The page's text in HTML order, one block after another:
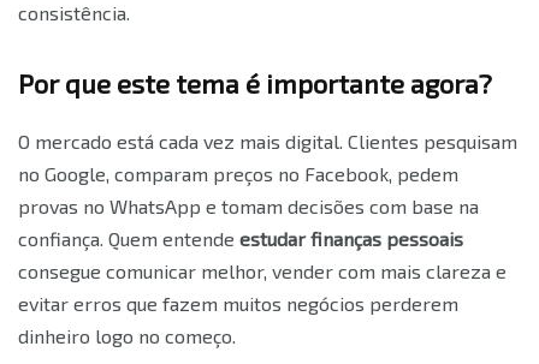
consistência.
Por que este tema é importante agora?
O mercado está cada vez mais digital. Clientes pesquisam
no Google, comparam preços no Facebook, pedem
provas no WhatsApp e tomam decisões com base na
confiança. Quem entende estudar finanças pessoais
consegue comunicar melhor, vender com mais clareza e
evitar erros que fazem muitos negócios perderem
dinheiro logo no começo.